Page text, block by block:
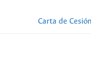
Carta de